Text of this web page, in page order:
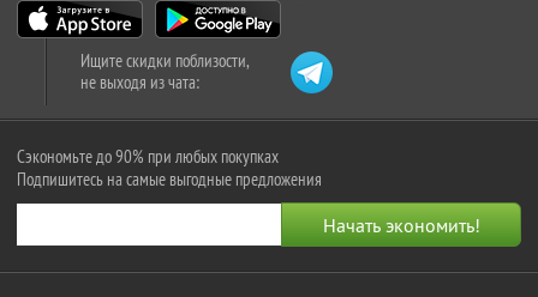
Ищите скидки поблизости,
не выходя из чата:
Сэкономьте до 90% при любых покупках
Подпишитесь на самые выгодные предложения